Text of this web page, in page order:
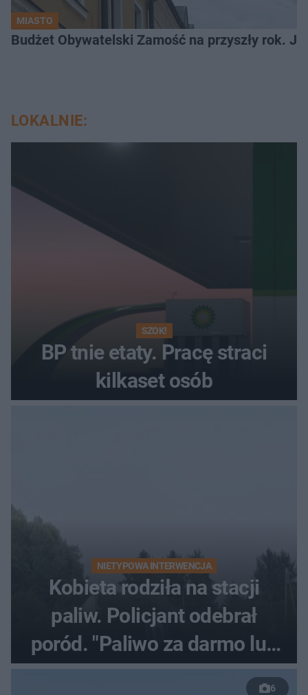
MIASTO
LOKALNIE:
SZOK!
BP tnie etaty. Pracę straci
kilkaset osób
NIETYPOWA INTERWENCJA
Kobieta rodziła na stacji
paliw. Policjant odebrał
poród. "Paliwo za darmo lub
50 %!"
6